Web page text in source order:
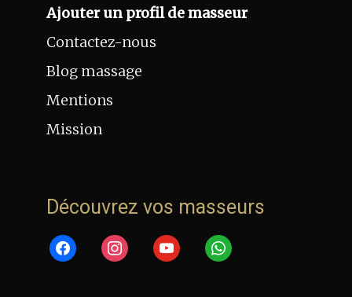
Ajouter un profil de masseur
Contactez-nous
Blog massage
Mentions
Mission
Découvrez vos masseurs
facebookinstagramyoutubewhatsapp